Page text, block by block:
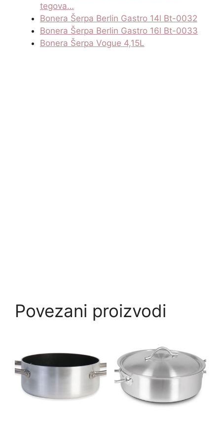
tegova…
Bonera Šerpa Berlin Gastro 14l Bt-0032
Bonera Šerpa Berlin Gastro 16l Bt-0033
Bonera Šerpa Vogue 4,15L
Povezani proizvodi